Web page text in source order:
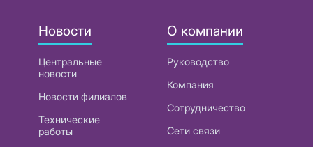
Новости
Центральные
новости
Новости филиалов
Технические
работы
О компании
Руководство
Компания
Сотрудничество
Сети связи